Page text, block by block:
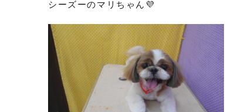
シーズーのマリちゃん💜